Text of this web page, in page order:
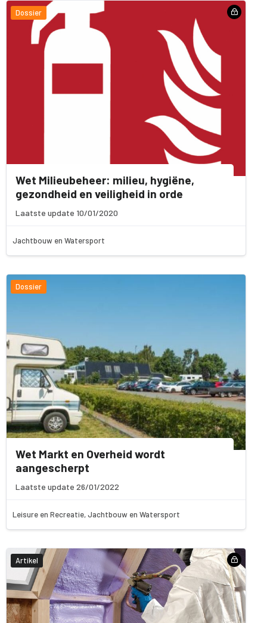
Dossier
Wet Milieubeheer: milieu, hygiëne,
gezondheid en veiligheid in orde
Laatste update 10/01/2020
Jachtbouw en Watersport
Dossier
Wet Markt en Overheid wordt
aangescherpt
Laatste update 26/01/2022
Leisure en Recreatie, Jachtbouw en Watersport
Artikel